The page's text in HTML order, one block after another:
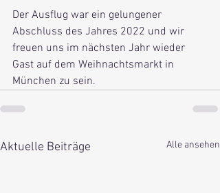
Der Ausflug war ein gelungener
Abschluss des Jahres 2022 und wir
freuen uns im nächsten Jahr wieder
Gast auf dem Weihnachtsmarkt in
München zu sein.
Aktuelle Beiträge Alle ansehen